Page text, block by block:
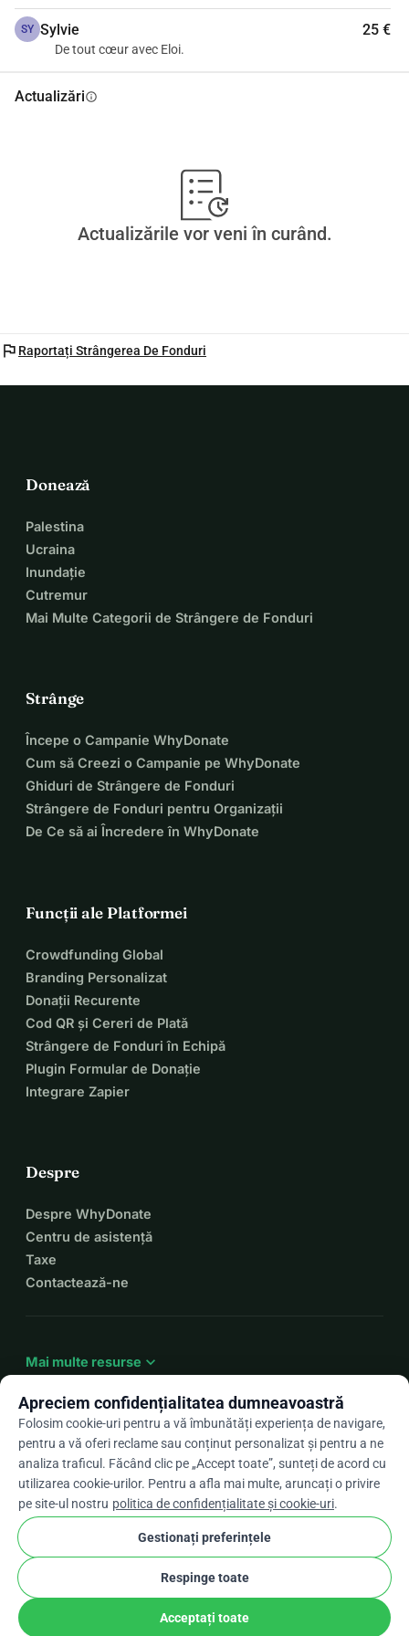
coasta Opalei, precum și urcarea pe Muntele Ventoux. Și
participarea la cei 20 km de la Bruxelles 2025, desigur
SY Sylvie 25 €
De tout cœur avec Eloi.
Actualizăriinfo
Actualizările vor veni în curând.
flag Raportați Strângerea De Fonduri
Donează
Palestina
Ucraina
Inundație
Cutremur
Mai Multe Categorii de Strângere de Fonduri
Strânge
Începe o Campanie WhyDonate
Cum să Creezi o Campanie pe WhyDonate
Ghiduri de Strângere de Fonduri
Strângere de Fonduri pentru Organizații
De Ce să ai Încredere în WhyDonate
Funcții ale Platformei
Crowdfunding Global
Branding Personalizat
Donații Recurente
Cod QR și Cereri de Plată
Strângere de Fonduri în Echipă
Plugin Formular de Donație
Integrare Zapier
Despre
Despre WhyDonate
Centru de asistență
Taxe
Contactează-ne
Mai multe resurse expand_more
Roarrow_drop_down
★★★★★4,9 / 5 pe baza a peste 500 de recenzii
WhyDonate
Confidențialitate și cookie-uri
Termeni și condiții
Setările pentru cookie-uri
stripe checkPartener Verificat
Apreciem confidențialitatea dumneavoastră
Folosim cookie-uri pentru a vă îmbunătăți experiența de navigare,
pentru a vă oferi reclame sau conținut personalizat și pentru a ne
analiza traficul. Făcând clic pe „Accept toate”, sunteți de acord cu
utilizarea cookie-urilor. Pentru a afla mai multe, aruncați o privire
pe site-ul nostru politica de confidențialitate și cookie-uri.
Gestionați preferințele
Respinge toate
Acceptați toate